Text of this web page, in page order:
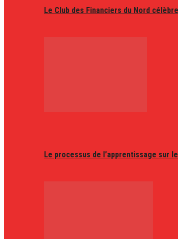
Le Club des Financiers du Nord
Le processus de l’apprentissage sur